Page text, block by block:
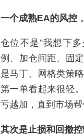
一个成熟EA的风控
仓位不是“我想下
例、加仓间距、固
是马丁、网格类策
第一单看起来很轻
亏越加，直到市场
其次是止损和回撤控